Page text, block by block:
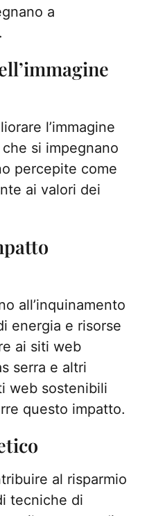
a
l’immagine
si impegnano
percepite come
ai valori dei
all’inquinamento
energia e risorse
ai siti web
serra e altri
web sostenibili
questo impatto.
al risparmio
tecniche di